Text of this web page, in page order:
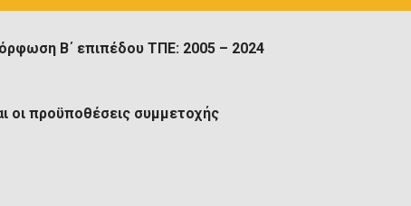
Β΄ επιπέδου ΤΠΕ: 2005 – 2024
οι προϋποθέσεις συμμετοχής